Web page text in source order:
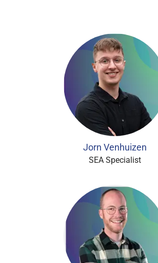
Jorn Venhuizen
SEA Specialist